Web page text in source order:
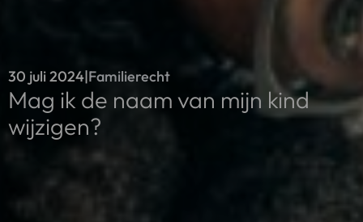
30 juli 2024|Familierecht
Mag ik de naam van mijn kind
wijzigen?